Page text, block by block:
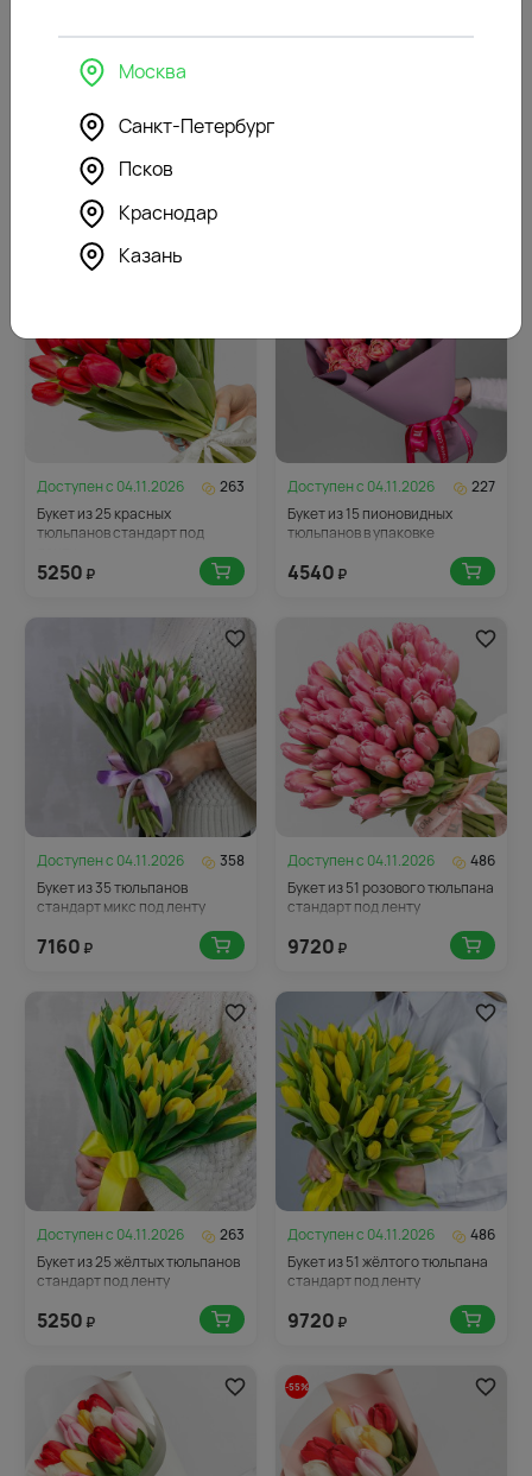
Доступен с
Букет из 25 розовых
тюльпанов стандарт под
5250₽
Доступен с 04.11.2026
263
Букет из 25 красных
тюльпанов стандарт под
5250 ₽
Доступен с 04.11.2026
227
Букет из 15 пионовидных
тюльпанов в упаковке
4540 ₽
Доступен с 04.11.2026
358
Букет из 35 тюльпанов
стандарт микс под ленту
7160 ₽
Доступен с 04.11.2026
486
Букет из 51 розового тюльпана
стандарт под ленту
9720 ₽
Доступен с 04.11.2026
263
Букет из 25 жёлтых тюльпанов
стандарт под ленту
5250 ₽
Доступен с 04.11.2026
486
Букет из 51 жёлтого тюльпана
стандарт под ленту
9720 ₽
-55%
Москва
Санкт-Петербург
Псков
Краснодар
Казань